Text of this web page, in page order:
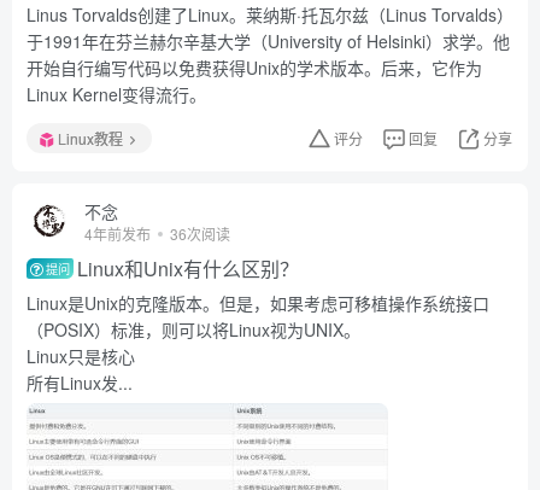
Linus Torvalds创建了Linux。莱纳斯·托瓦尔兹（Linus Torvalds）
于1991年在芬兰赫尔辛基大学（University of Helsinki）求学。他
开始自行编写代码以免费获得Unix的学术版本。后来，它作为
Linux Kernel变得流行。
Linux教程 评分 回复 分享
不念
4年前发布 36次阅读
提问 Linux和Unix有什么区别？
Linux是Unix的克隆版本。但是，如果考虑可移植操作系统接口
（POSIX）标准，则可以将Linux视为UNIX。
Linux只是核心
所有Linux发...